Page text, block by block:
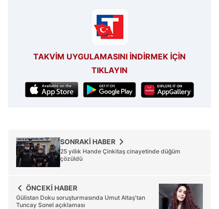
TAKVİM UYGULAMASINI İNDİRMEK İÇİN
TIKLAYIN
SONRAKİ HABER
25 yıllık Hande Çinkitaş cinayetinde düğüm
çözüldü
ÖNCEKİ HABER
Gülistan Doku soruşturmasında Umut Altaş'tan
Tuncay Sonel açıklaması